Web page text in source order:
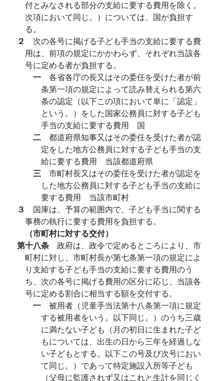
付とみなされる部分の支給に要する費用を除く。
次項において同じ。）については、国が負担す
る。
２ 次の各号に掲げる子ども手当の支給に要する費
用は、前項の規定にかかわらず、それぞれ当該各
号に定める者が負担する。
一 各省各庁の長又はその委任を受けた者が前
条第一項の規定によって読み替えられる第六
条の認定（以下この項において単に「認定」
という。）をした国家公務員に対する子ども
手当の支給に要する費用 国
二 都道府県知事又はその委任を受けた者が認
定をした地方公務員に対する子ども手当の支
給に要する費用 当該都道府県
三 市町村長又はその委任を受けた者が認定を
した地方公務員に対する子ども手当の支給に
要する費用 当該市町村
３ 国庫は、予算の範囲内で、子ども手当に関する
事務の執行に要する費用を負担する。
（市町村に対する交付）
第十八条 政府は、政令で定めるところにより、市
町村に対し、市町村長が第七条第一項の規定によ
り支給する子ども手当の支給に要する費用のう
ち、次の各号に掲げる費用の区分に応じ、当該各
号に定める割合に相当する額を交付する。
一 被用者（児童手当法第十八条第一項に規定
する被用者をいう。以下同じ。）のうち三歳
に満たない子ども（月の初日に生まれた子ど
もについては、出生の日から三年を経過しな
い子どもとする。以下この号及び次号におい
て同じ。）であって特定施設入所等子ども
（父母に監護されず又はこれと生計を同じく